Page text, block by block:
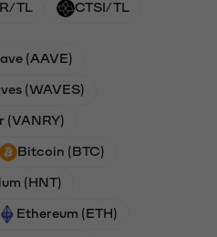
TL CTSI/TL
(AAVE)
(WAVES)
(VANRY)
Bitcoin (BTC)
(HNT)
Ethereum (ETH)